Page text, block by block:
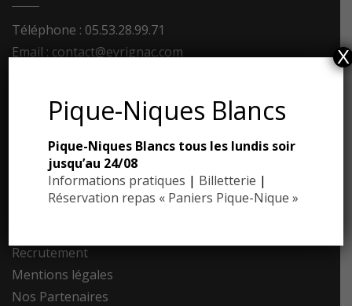
Téléphone : 05.53.28.99.71
Email : contact@eyrignac.com
Communiqués de presse
Photothèque
Recrutement
Mentions légales
Nos Partenaires
Pique-Niques Blancs
Pique-Niques Blancs tous les lundis soir
jusqu’au 24/08
Informations pratiques | Billetterie |
Réservation repas « Paniers Pique-Nique »
X